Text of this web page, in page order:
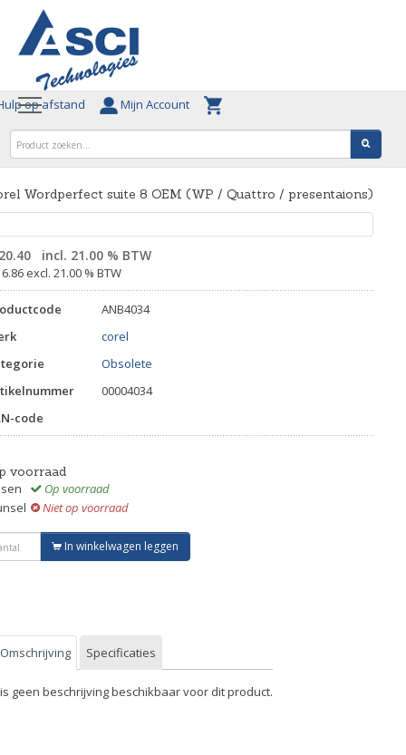
op afstand Mijn Account
Wordperfect suite 8 OEM (WP / Quattro / presentaions)
incl. 21.00 % BTW
excl. 21.00 % BTW
ANB4034
corel
Obsolete
00004034
code
voorraad
Op voorraad
Niet op voorraad
In winkelwagen leggen
Omschrijving Specificaties
geen beschrijving beschikbaar voor dit product.